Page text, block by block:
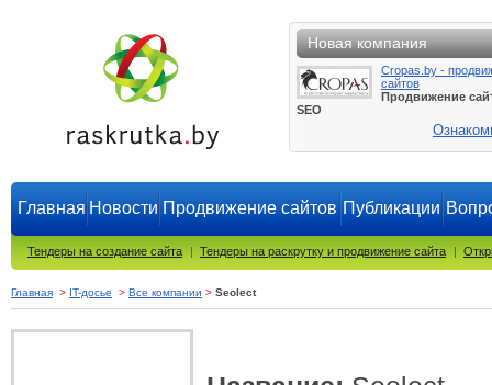
Новая компания
Cropas.by -
сайтов
Продвижение
SEO
Главная Новости Продвижение сайтов Публикации
Тендеры на создание сайта | Тендеры на раскрутку и продвижение сайта |
Главная > IT-досье > Все компании > Seolect